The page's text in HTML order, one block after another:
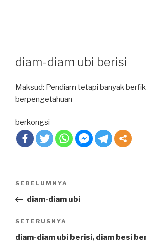
diam-diam ubi berisi
Maksud: Pendiam tetapi banyak
berpengetahuan
berkongsi
Post
Previous
Post
SEBELUMNYA
diam-diam ubi
Next
Post
SETERUSNYA
diam-diam ubi berisi, diam besi